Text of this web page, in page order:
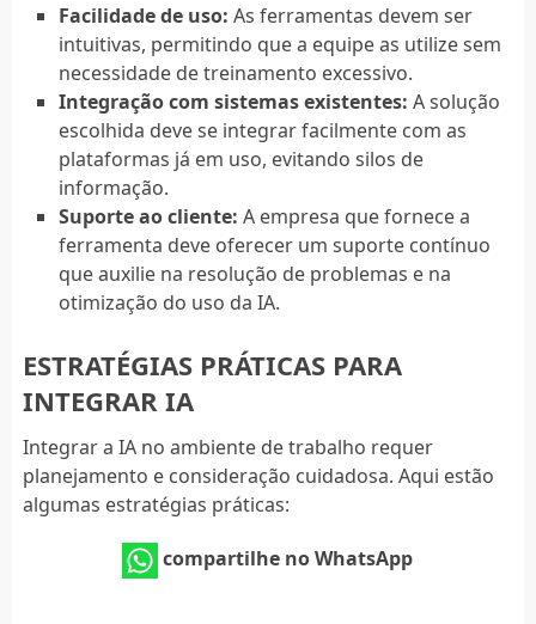
Facilidade de uso: As ferramentas devem ser
intuitivas, permitindo que a equipe as utilize sem
necessidade de treinamento excessivo.
Integração com sistemas existentes: A solução
escolhida deve se integrar facilmente com as
plataformas já em uso, evitando silos de
informação.
Suporte ao cliente: A empresa que fornece a
ferramenta deve oferecer um suporte contínuo
que auxilie na resolução de problemas e na
otimização do uso da IA.
ESTRATÉGIAS PRÁTICAS PARA
INTEGRAR IA
Integrar a IA no ambiente de trabalho requer
planejamento e consideração cuidadosa. Aqui estão
algumas estratégias práticas:
compartilhe no WhatsApp